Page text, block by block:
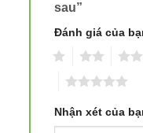
sau”
Đánh giá của
Nhận xét của